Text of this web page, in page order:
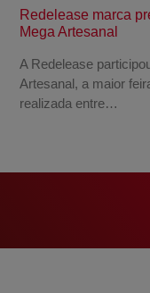
Redelease marca
Mega Artesanal
A Redelease
Artesanal, a maior
realizada entre…